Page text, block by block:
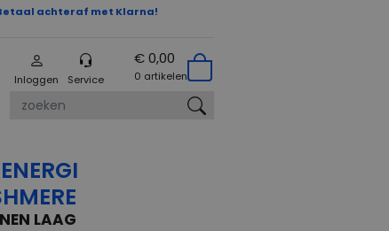
achteraf met Klarna!
Inloggen Service
€ 0,00
0 artikelen
LAAG